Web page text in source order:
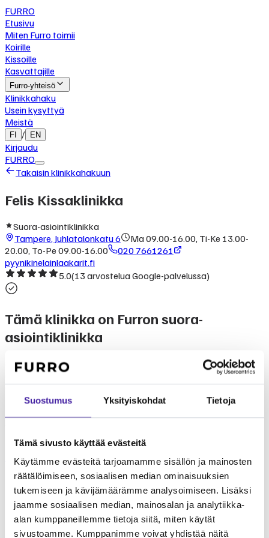
Suostumus Yksityiskohdat Tietoja
Tämä sivusto käyttää evästeitä
Käytämme evästeitä tarjoamamme sisällön ja mainosten
räätälöimiseen, sosiaalisen median ominaisuuksien
tukemiseen ja kävijämäärämme analysoimiseen. Lisäksi
jaamme sosiaalisen median, mainosalan ja analytiikka-
alan kumppaneillemme tietoja siitä, miten käytät
sivustoamme. Kumppanimme voivat yhdistää näitä
FURRO
Etusivu
Miten Furro toimii
Koirille
Kissoille
Kasvattajille
Furro-yhteisö
Klinikkahaku
Usein kysyttyä
Meistä
FI / EN
Kirjaudu
FURRO
Takaisin klinikkahakuun
Felis Kissaklinikka
Suora-asiointiklinikka
Tampere, Juhlatalonkatu 6
Ma 09.00-16.00, Ti-Ke 13.00-
20.00, To-Pe 09.00-16.00
020 7661261
pyynikinelainlaakarit.fi
5.0(13 arvostelua Google-palvelussa)
Tämä klinikka on Furron suora-
asiointiklinikka
Suorakorvaus toimii tällä klinikalla, eli maksat käynnistä vain
omavastuuosuuden. Felis Kissaklinikka on Furro-yhteisön
arvioima ja suosittelema klinikka.
Furro on yhteisöpohjainen malli lemmikin terveydenhoitokulujen
jakamiseen. Jäsenenä kuluistasi huolehtii koko yhteisö, eikä sinun
Tutustu Furroon
Laske hintasi
Mikä Furro on?
Furro on vaihtoehto
lemmikkivakuutukselle